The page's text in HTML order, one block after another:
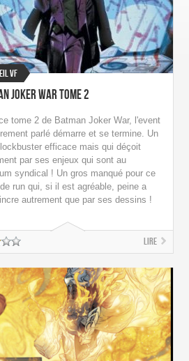
VF
Joker War Tome 2
tome 2 de Batman Joker War, l'event
parlé démarre et se termine. Un
efficace mais qui déçoit
par ses enjeux qui sont au
syndical ! Un gros manqué pour ce
run qui, si il est agréable, peine a
autrement que par ses dessins !
Lire